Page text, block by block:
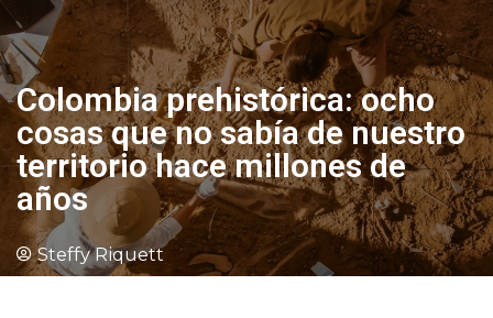
Colombia prehistórica: ocho
cosas que no sabía de nuestro
territorio hace millones de
años
Steffy Riquett